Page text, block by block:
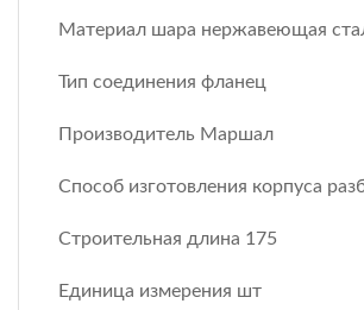
Материал шара нержавеющая
Тип соединения фланец
Производитель Маршал
Способ изготовления корпуса
Строительная длина 175
Единица измерения шт